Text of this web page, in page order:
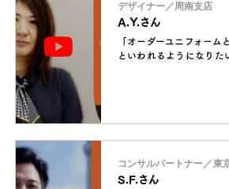
デザイナー／周南支店
A.Y.さん
「オーダーユニフォーム
といわれるようになりた
コンサルパートナー／東
S.F.さん